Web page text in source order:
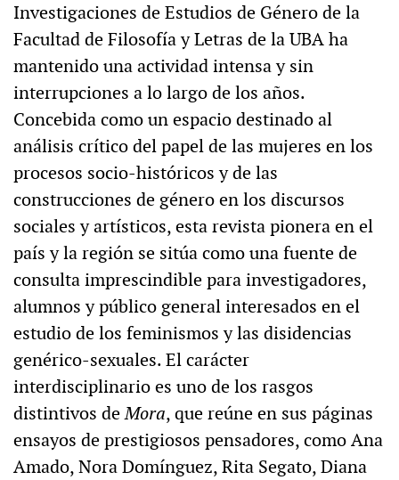
Investigaciones de Estudios de Género de la
Facultad de Filosofía y Letras de la UBA ha
mantenido una actividad intensa y sin
interrupciones a lo largo de los años.
Concebida como un espacio destinado al
análisis crítico del papel de las mujeres en los
procesos socio-históricos y de las
construcciones de género en los discursos
sociales y artísticos, esta revista pionera en el
país y la región se sitúa como una fuente de
consulta imprescindible para investigadores,
alumnos y público general interesados en el
estudio de los feminismos y las disidencias
genérico-sexuales. El carácter
interdisciplinario es uno de los rasgos
distintivos deMora, que reúne en sus páginas
ensayos de prestigiosos pensadores, como Ana
Amado, Nora Domínguez, Rita Segato, Diana